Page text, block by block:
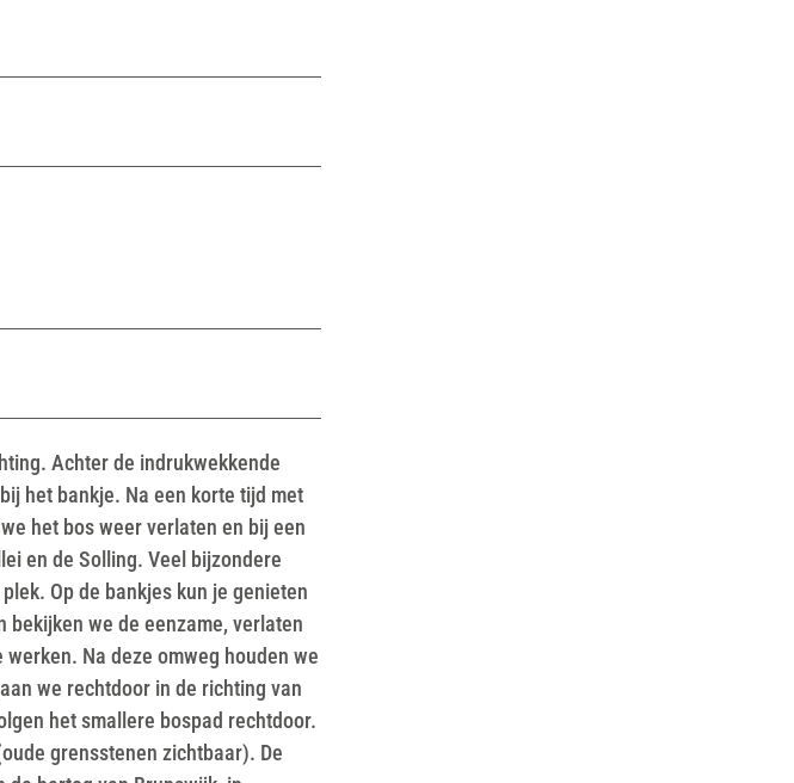
Achter de indrukwekkende
het bankje. Na een korte tijd met
het bos weer verlaten en bij een
en de Solling. Veel bijzondere
Op de bankjes kun je genieten
we de eenzame, verlaten
Na deze omweg houden we
we rechtdoor in de richting van
het smallere bospad rechtdoor.
grensstenen zichtbaar). De